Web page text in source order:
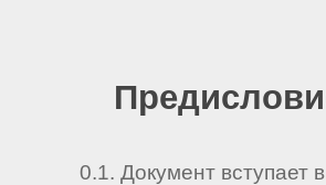
0.1. Документ вступает